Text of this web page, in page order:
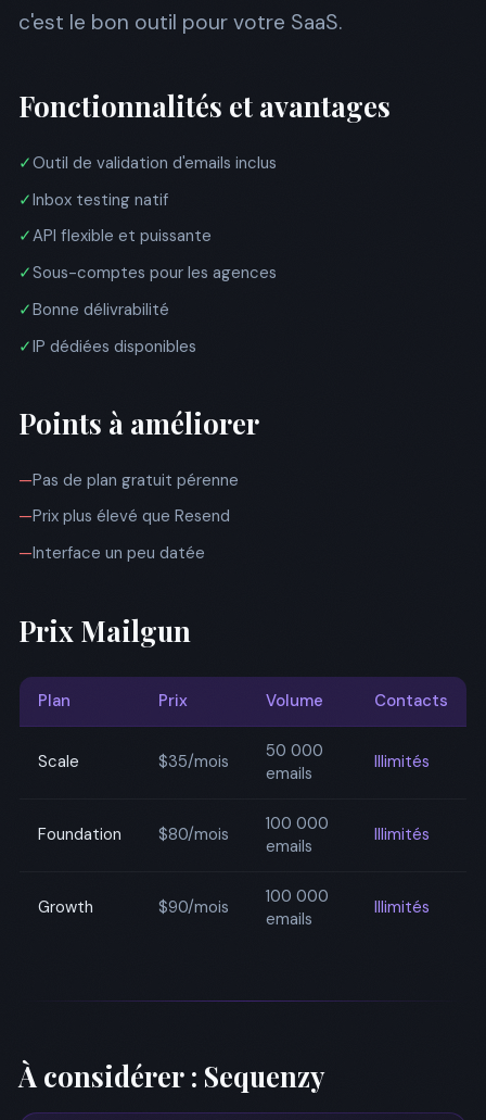
c'est le bon outil pour votre SaaS.
Fonctionnalités et avantages
✓Outil de validation d'emails inclus
✓Inbox testing natif
✓API flexible et puissante
✓Sous-comptes pour les agences
✓Bonne délivrabilité
✓IP dédiées disponibles
Points à améliorer
—Pas de plan gratuit pérenne
—Prix plus élevé que Resend
—Interface un peu datée
Prix Mailgun
Plan Prix Volume Contacts
Scale $35/mois
50 000
emails
Illimités
Foundation $80/mois
100 000
emails
Illimités
Growth $90/mois
100 000
emails
Illimités
À considérer : Sequenzy